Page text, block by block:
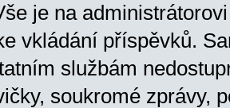
je na
vkládání příspěvků.
službám
soukromé zprávy,